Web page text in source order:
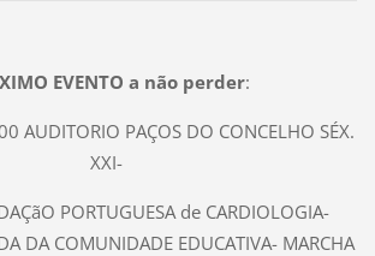
EVENTO a não perder:
AUDITORIO PAÇOS DO CONCELHO SÉX.
XXI-
PORTUGUESA de CARDIOLOGIA-
DA COMUNIDADE EDUCATIVA- MARCHA